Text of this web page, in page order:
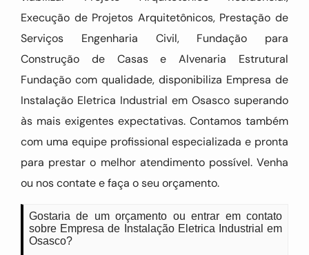
Execução de Projetos Arquitetônicos, Prestação de
Serviços Engenharia Civil, Fundação para
Construção de Casas e Alvenaria Estrutural
Fundação com qualidade, disponibiliza Empresa de
Instalação Eletrica Industrial em Osasco superando
às mais exigentes expectativas. Contamos também
com uma equipe profissional especializada e pronta
para prestar o melhor atendimento possível. Venha
ou nos contate e faça o seu orçamento.
Gostaria de um orçamento ou entrar em contato
sobre Empresa de Instalação Eletrica Industrial em
Osasco?